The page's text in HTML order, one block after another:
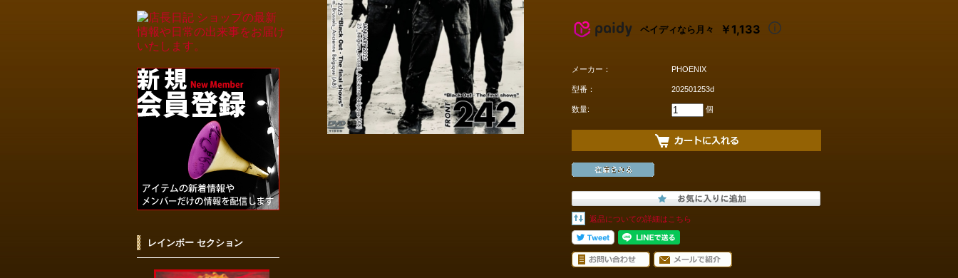
ペイディなら月々 ￥1,133
メーカー： PHOENIX
型番： 202501253d
数量: 個
返品についての詳細はこちら
レインボー セクション